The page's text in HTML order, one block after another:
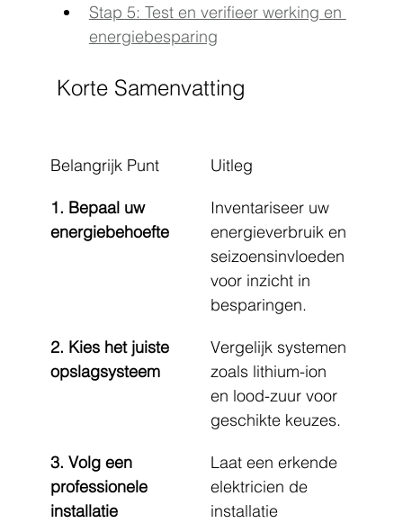
Stap 5: Test en verifieer werking en
energiebesparing
Korte Samenvatting
Belangrijk Punt Uitleg
1. Bepaal uw
energiebehoefte
Inventariseer uw
energieverbruik en
seizoensinvloeden
voor inzicht in
besparingen.
2. Kies het juiste
opslagsysteem
Vergelijk systemen
zoals lithium-ion
en lood-zuur voor
geschikte keuzes.
3. Volg een
professionele
installatie
Laat een erkende
elektricien de
installatie